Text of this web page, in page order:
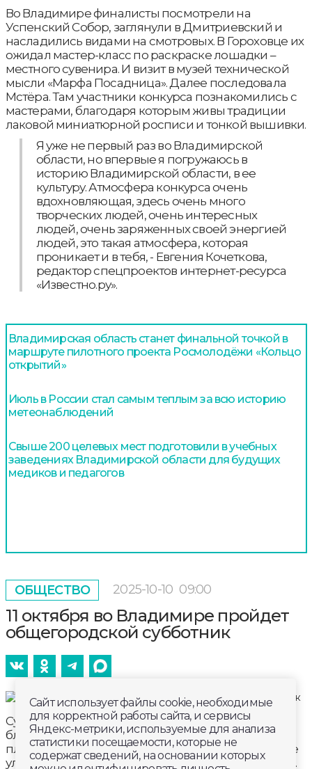
Во Владимире финалисты посмотрели на
Успенский Собор, заглянули в Дмитриевский и
насладились видами на смотровых. В Гороховце их
ожидал мастер-класс по раскраске лошадки –
местного сувенира. И визит в музей технической
мысли «Марфа Посадница». Далее последовала
Мстёра. Там участники конкурса познакомились с
мастерами, благодаря которым живы традиции
лаковой миниатюрной росписи и тонкой вышивки.
Я уже не первый раз во Владимирской
области, но впервые я погружаюсь в
историю Владимирской области, в ее
культуру. Атмосфера конкурса очень
вдохновляющая, здесь очень много
творческих людей, очень интересных
людей, очень заряженных своей энергией
людей, это такая атмосфера, которая
проникает и в тебя, - Евгения Кочеткова,
редактор спецпроектов интернет-ресурса
«Известно.ру».
Владимирская область станет финальной точкой в
маршруте пилотного проекта Росмолодёжи «Кольцо
открытий»
Июль в России стал самым теплым за всю историю
метеонаблюдений
Свыше 200 целевых мест подготовили в учебных
заведениях Владимирской области для будущих
медиков и педагогов
ОБЩЕСТВО 2025-10-10 09:00
11 октября во Владимире пройдет
общегородской субботник
Субботник проводится в рамках месячника по
благоустройству и санитарной очистке города. В
планах городских властей - охватить центральные
улицы, скверы и парки, а также спальные районы.
Сайт использует файлы cookie, необходимые
для корректной работы сайта, и сервисы
Яндекс-метрики, используемые для анализа
статистики посещаемости, которые не
содержат сведений, на основании которых